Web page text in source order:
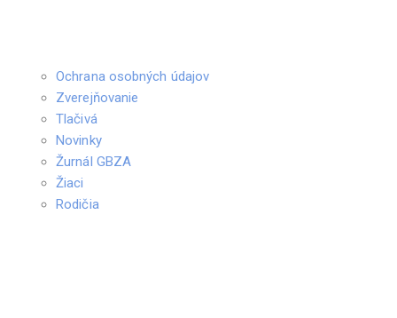
Ochrana osobných údajov
Zverejňovanie
Tlačivá
Novinky
Žurnál GBZA
Žiaci
Rodičia